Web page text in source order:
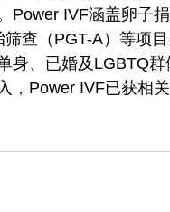
Power IVF涵盖卵子
查（PGT-A）等项
身、已婚及LGBTQ
，Power IVF已获相